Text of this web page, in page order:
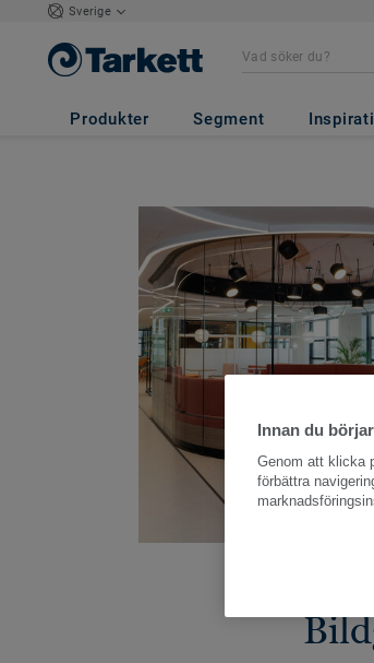
Sverige
Produkter Segment
Innan du
Genom att klicka
förbättra